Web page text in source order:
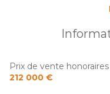
Prix de vente honoraires
212 000 €